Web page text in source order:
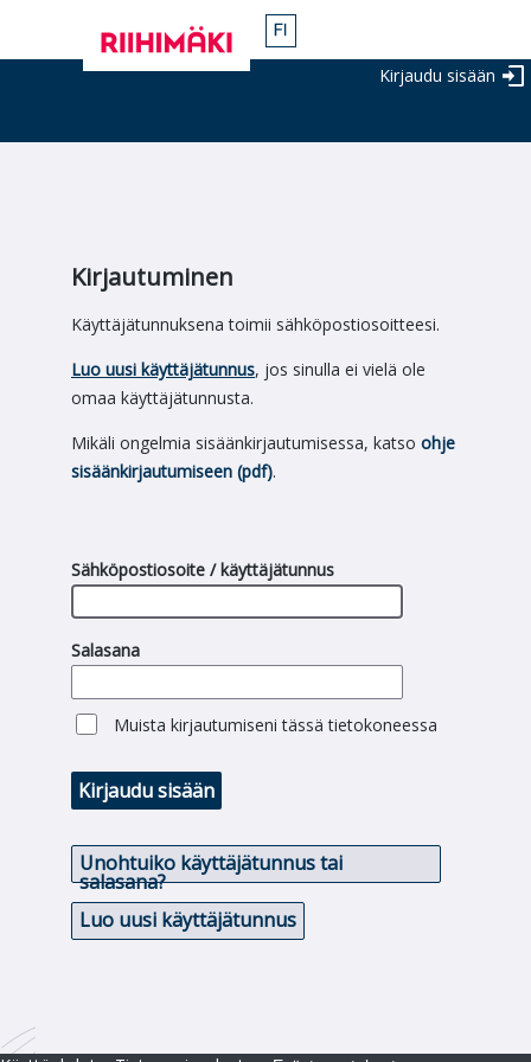
Kirjaudu sisään
Kirjautuminen
Käyttäjätunnuksena toimii sähköpostiosoitteesi.
Luo uusi käyttäjätunnus, jos sinulla ei vielä ole
omaa käyttäjätunnusta.
Mikäli ongelmia sisäänkirjautumisessa, katso ohje
sisäänkirjautumiseen (pdf).
Sähköpostiosoite / käyttäjätunnus
Salasana
Muista kirjautumiseni tässä tietokoneessa
Kirjaudu sisään
Unohtuiko käyttäjätunnus tai
salasana?
Luo uusi käyttäjätunnus